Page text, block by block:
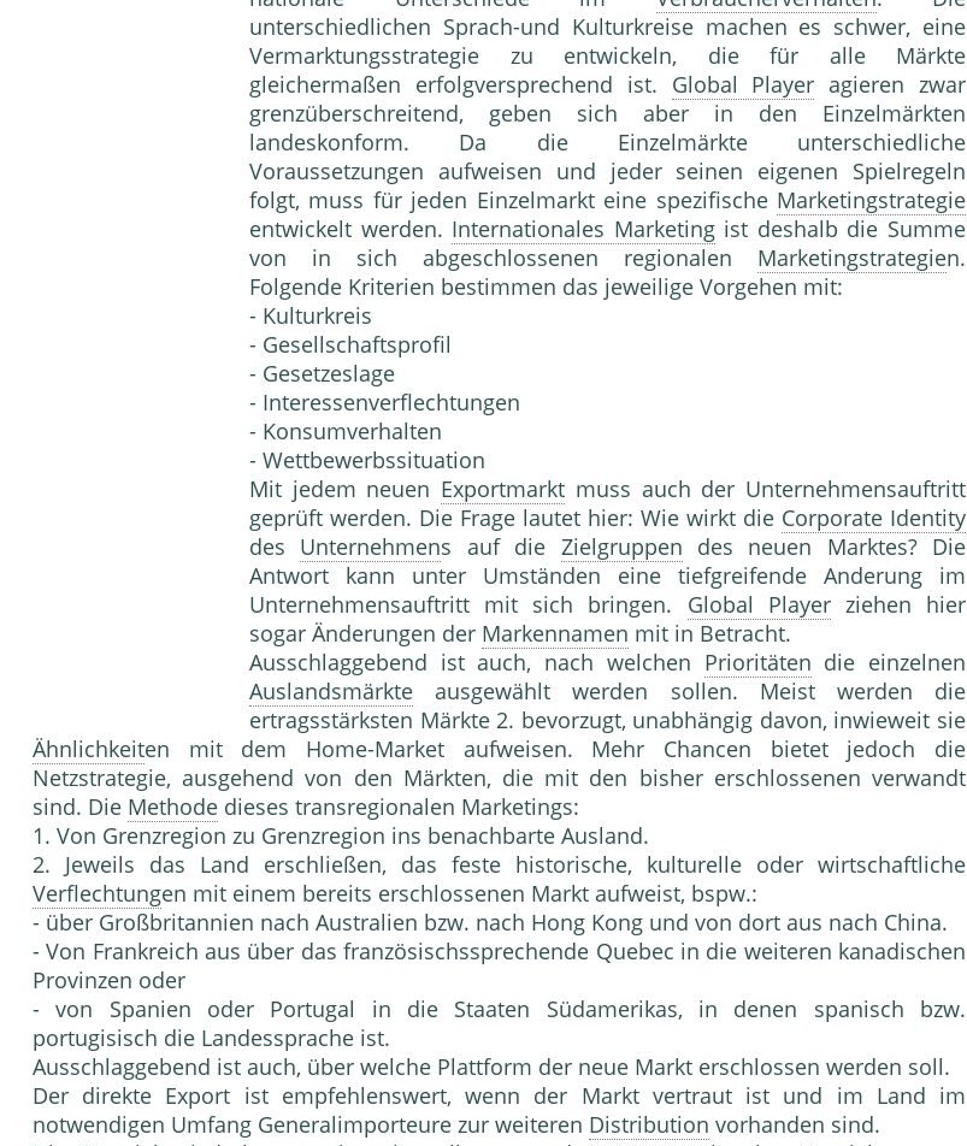
unterschiedlichen Sprach-und Kulturkreise machen es schwer, eine
Vermarktungsstrategie zu entwickeln, die für alle Märkte
gleichermaßen erfolgversprechend ist. Global Player agieren zwar
grenzüberschreitend, geben sich aber in den Einzelmärkten
landeskonform. Da die Einzelmärkte unterschiedliche
Voraussetzungen aufweisen und jeder seinen eigenen Spielregeln
folgt, muss für jeden Einzelmarkt eine spezifische Marketingstrategie
entwickelt werden. Internationales Marketingist deshalb die Summe
von in sich abgeschlossenen regionalen Marketingstrategien.
Folgende Kriterien bestimmen das jeweilige Vorgehen mit:
- Kulturkreis
- Gesellschaftsprofil
- Gesetzeslage
- Interessenverflechtungen
- Konsumverhalten
- Wettbewerbssituation
Mit jedem neuen Exportmarkt muss auch der Unternehmensauftritt
geprüft werden. Die Frage lautet hier: Wie wirkt die Corporate Identity
des Unternehmens auf die Zielgruppen des neuen Marktes? Die
Antwort kann unter Umständen eine tiefgreifende Anderung im
Unternehmensauftritt mit sich bringen. Global Playerziehen hier
sogar Änderungen der Markennamen mit in Betracht.
Ausschlaggebend ist auch, nach welchen Prioritäten die einzelnen
Auslandsmärkte ausgewählt werden sollen. Meist werden die
ertragsstärksten Märkte 2. bevorzugt, unabhängig davon, inwieweit sie
Ähnlichkeiten mit dem Home-Market aufweisen. Mehr Chancen bietet jedoch die
Netzstrategie, ausgehend von den Märkten, die mit den bisher erschlossenen verwandt
sind. Die Methode dieses transregionalen Marketings:
1. Von Grenzregion zu Grenzregion ins benachbarte Ausland.
2. Jeweils das Land erschließen, das feste historische, kulturelle oder wirtschaftliche
Verflechtungen mit einem bereits erschlossenen Markt aufweist, bspw.:
- über Großbritannien nach Australien bzw. nach Hong Kong und von dort aus nach China.
- Von Frankreich aus über das französischssprechende Quebec in die weiteren kanadischen
Provinzen oder
- von Spanien oder Portugal in die Staaten Südamerikas, in denen spanisch bzw.
portugisisch die Landessprache ist.
Ausschlaggebend ist auch, über welche Plattform der neue Markt erschlossen werden soll.
Der direkte Export ist empfehlenswert, wenn der Markt vertraut ist und im Land im
notwendigen Umfang Generalimporteure zur weiteren Distribution vorhanden sind.